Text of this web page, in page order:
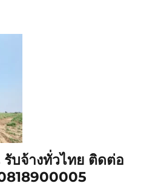
รับจ้างทั่วไทย ติดต่อ